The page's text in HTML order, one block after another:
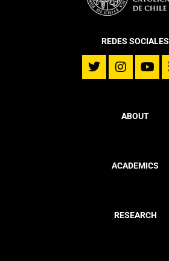
REDES SOCIALES
ABOUT
ACADEMICS
RESEARCH